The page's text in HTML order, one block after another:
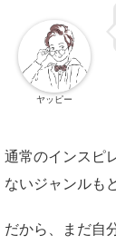
ヤッピー
通常のインスピ
ないジャンルも
だから、まだ自